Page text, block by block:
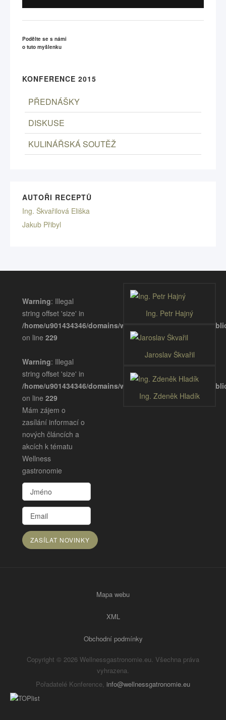
Podělte se s námi
o tuto myšlenku
KONFERENCE 2015
PŘEDNÁŠKY
DISKUSE
KULINÁŘSKÁ SOUTĚŽ
AUTOŘI RECEPTŮ
Ing. Škvařilová Eliška
Jakub Přibyl
Warning: Illegal
string offset 'size' in
/home/u901434346/domains/wellnessgastronomie.eu/
on line 229
Warning: Illegal
string offset 'size' in
/home/u901434346/domains/wellnessgastronomie.eu/
on line 229
Mám zájem o
zasílání informací o
nových článcích a
akcích k tématu
Wellness
gastronomie
Ing. Petr Hajný
Jaroslav Škvařil
Ing. Zdeněk Hladík
Mapa webu
XML
Obchodní podmínky
Copyright © 2026 Wellnessgastronomie.eu. Všechna práva
vyhrazena.
Pořadatelé Konference, info@wellnessgatronomie.eu